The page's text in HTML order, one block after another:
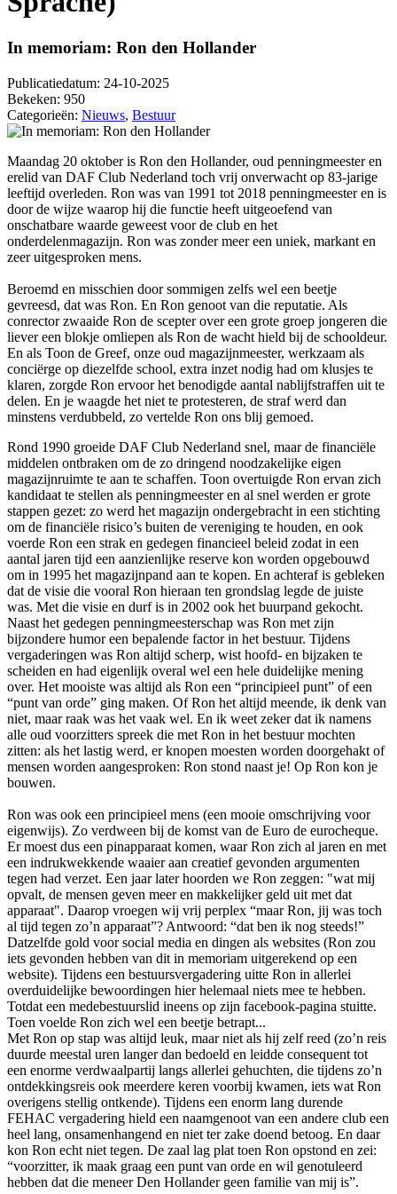
In memoriam: Ron den Hollander
Publicatiedatum: 24-10-2025
Bekeken: 950
Categorieën: Nieuws, Bestuur
Maandag 20 oktober is Ron den Hollander, oud penningmeester en
erelid van DAF Club Nederland toch vrij onverwacht op 83-jarige
leeftijd overleden. Ron was van 1991 tot 2018 penningmeester en is
door de wijze waarop hij die functie heeft uitgeoefend van
onschatbare waarde geweest voor de club en het
onderdelenmagazijn. Ron was zonder meer een uniek, markant en
zeer uitgesproken mens.
Beroemd en misschien door sommigen zelfs wel een beetje
gevreesd, dat was Ron. En Ron genoot van die reputatie. Als
conrector zwaaide Ron de scepter over een grote groep jongeren die
liever een blokje omliepen als Ron de wacht hield bij de schooldeur.
En als Toon de Greef, onze oud magazijnmeester, werkzaam als
conciërge op diezelfde school, extra inzet nodig had om klusjes te
klaren, zorgde Ron ervoor het benodigde aantal nablijfstraffen uit te
delen. En je waagde het niet te protesteren, de straf werd dan
minstens verdubbeld, zo vertelde Ron ons blij gemoed.
Rond 1990 groeide DAF Club Nederland snel, maar de financiële
middelen ontbraken om de zo dringend noodzakelijke eigen
magazijnruimte te aan te schaffen. Toon overtuigde Ron ervan zich
kandidaat te stellen als penningmeester en al snel werden er grote
stappen gezet: zo werd het magazijn ondergebracht in een stichting
om de financiële risico’s buiten de vereniging te houden, en ook
voerde Ron een strak en gedegen financieel beleid zodat in een
aantal jaren tijd een aanzienlijke reserve kon worden opgebouwd
om in 1995 het magazijnpand aan te kopen. En achteraf is gebleken
dat de visie die vooral Ron hieraan ten grondslag legde de juiste
was. Met die visie en durf is in 2002 ook het buurpand gekocht.
Naast het gedegen penningmeesterschap was Ron met zijn
bijzondere humor een bepalende factor in het bestuur. Tijdens
vergaderingen was Ron altijd scherp, wist hoofd- en bijzaken te
scheiden en had eigenlijk overal wel een hele duidelijke mening
over. Het mooiste was altijd als Ron een “principieel punt” of een
“punt van orde” ging maken. Of Ron het altijd meende, ik denk van
niet, maar raak was het vaak wel. En ik weet zeker dat ik namens
alle oud voorzitters spreek die met Ron in het bestuur mochten
zitten: als het lastig werd, er knopen moesten worden doorgehakt of
mensen worden aangesproken: Ron stond naast je! Op Ron kon je
bouwen.
Ron was ook een principieel mens (een mooie omschrijving voor
eigenwijs). Zo verdween bij de komst van de Euro de eurocheque.
Er moest dus een pinapparaat komen, waar Ron zich al jaren en met
een indrukwekkende waaier aan creatief gevonden argumenten
tegen had verzet. Een jaar later hoorden we Ron zeggen: "wat mij
opvalt, de mensen geven meer en makkelijker geld uit met dat
apparaat". Daarop vroegen wij vrij perplex “maar Ron, jij was toch
al tijd tegen zo’n apparaat”? Antwoord: “dat ben ik nog steeds!”
Datzelfde gold voor social media en dingen als websites (Ron zou
iets gevonden hebben van dit in memoriam uitgerekend op een
website). Tijdens een bestuursvergadering uitte Ron in allerlei
overduidelijke bewoordingen hier helemaal niets mee te hebben.
Totdat een medebestuurslid ineens op zijn facebook-pagina stuitte.
Toen voelde Ron zich wel een beetje betrapt...
Met Ron op stap was altijd leuk, maar niet als hij zelf reed (zo’n reis
duurde meestal uren langer dan bedoeld en leidde consequent tot
een enorme verdwaalpartij langs allerlei gehuchten, die tijdens zo’n
ontdekkingsreis ook meerdere keren voorbij kwamen, iets wat Ron
overigens stellig ontkende). Tijdens een enorm lang durende
FEHAC vergadering hield een naamgenoot van een andere club een
heel lang, onsamenhangend en niet ter zake doend betoog. En daar
kon Ron echt niet tegen. De zaal lag plat toen Ron opstond en zei:
“voorzitter, ik maak graag een punt van orde en wil genotuleerd
hebben dat die meneer Den Hollander geen familie van mij is”.